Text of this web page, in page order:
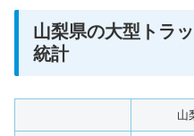
山梨県の大型トラ
統計
山